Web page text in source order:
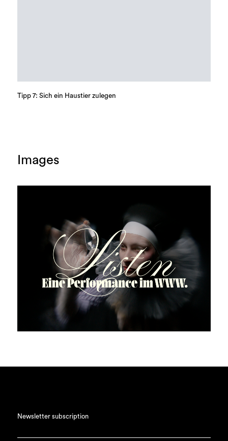
Tipp 7: Sich ein Haustier zulegen
Images
Newsletter subscription